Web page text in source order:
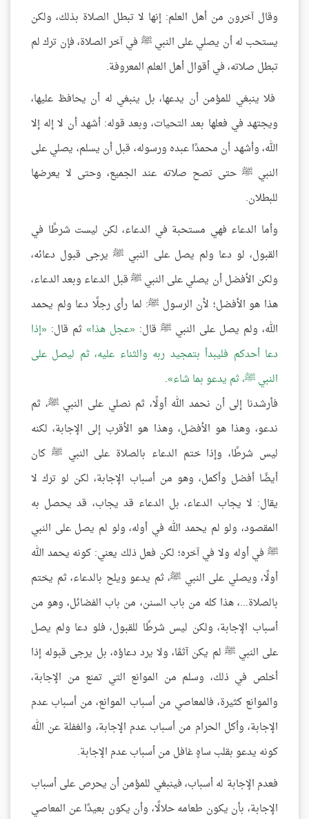
وقال آخرون من أهل العلم: إنها لا تبطل الصلاة بذلك، ولكن
يستحب له أن يصلي على النبي ﷺ في آخر الصلاة، فإن ترك لم
تبطل صلاته، في أقوال أهل العلم المعروفة.
فلا ينبغي للمؤمن أن يدعها، بل ينبغي له أن يحافظ عليها،
ويجتهد في فعلها بعد التحيات، وبعد قوله: أشهد أن لا إله إلا
الله، وأشهد أن محمدًا عبده ورسوله، قبل أن يسلم، يصلي على
النبي ﷺ حتى تصح صلاته عند الجميع، وحتى لا يعرضها
للبطلان.
وأما الدعاء فهي مستحبة في الدعاء، لكن ليست شرطًا في
القبول، لو دعا ولم يصل على النبي ﷺ يرجى قبول دعائه،
ولكن الأفضل أن يصلي على النبي ﷺ قبل الدعاء وبعد الدعاء،
هذا هو الأفضل؛ لأن الرسول ﷺ: لما رأى رجلًا دعا ولم يحمد
الله، ولم يصل على النبي ﷺ قال: عجل هذا ثم قال: إذا
دعا أحدكم فليبدأ بتمجيد ربه والثناء عليه، ثم ليصل على
النبي ﷺ، ثم يدعو بما شاء .
فأرشدنا إلى أن نحمد الله أولًا، ثم نصلي على النبي ﷺ، ثم
ندعو، وهذا هو الأفضل، وهذا هو الأقرب إلى الإجابة، لكنه
ليس شرطًا، وإذا ختم الدعاء بالصلاة على النبي ﷺ كان
أيضًا أفضل وأكمل، وهو من أسباب الإجابة، لكن لو ترك لا
يقال: لا يجاب الدعاء، بل الدعاء قد يجاب، قد يحصل به
المقصود، ولو لم يحمد الله في أوله، ولو لم يصل على النبي
ﷺ في أوله ولا في آخره؛ لكن فعل ذلك يعني: كونه يحمد الله
أولًا، ويصلي على النبي ﷺ، ثم يدعو ويلح بالدعاء، ثم يختم
بالصلاة...، هذا كله من باب السنن، من باب الفضائل، وهو من
أسباب الإجابة، ولكن ليس شرطًا للقبول، فلو دعا ولم يصل
على النبي ﷺ لم يكن آثمًا، ولا يرد دعاؤه، بل يرجى قبوله إذا
أخلص في ذلك، وسلم من الموانع التي تمنع من الإجابة،
والموانع كثيرة، فالمعاصي من أسباب الموانع، من أسباب عدم
الإجابة، وأكل الحرام من أسباب عدم الإجابة، والغفلة عن الله
كونه يدعو بقلب ساهٍ غافل من أسباب عدم الإجابة.
فعدم الإجابة له أسباب، فينبغي للمؤمن أن يحرص على أسباب
الإجابة، بأن يكون طعامه حلالًا، وأن يكون بعيدًا عن المعاصي